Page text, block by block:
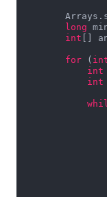
long
int []
for (
int
int